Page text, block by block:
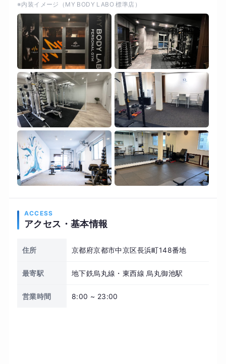
※内装イメージ（MY BODY LABO 標準店）
ACCESS
アクセス・基本情報
住所 京都府京都市中京区長浜町148番地
最寄駅 地下鉄烏丸線・東西線 烏丸御池駅
営業時間 8:00 ~ 23:00